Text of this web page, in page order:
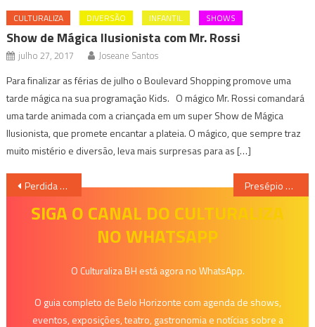
CULTURALIZA DIVERSÃO INFANTIL SHOWS
Show de Mágica Ilusionista com Mr. Rossi
julho 27, 2017 Joseane Santos
Para finalizar as férias de julho o Boulevard Shopping promove uma
tarde mágica na sua programação Kids. O mágico Mr. Rossi comandará
uma tarde animada com a criançada em um super Show de Mágica
Ilusionista, que promete encantar a plateia. O mágico, que sempre traz
muito mistério e diversão, leva mais surpresas para as […]
Navegação
Perdida – Um amor que ultrapassa as barreiras do tempo – Carina Rissi Presépio do Pipiripau é reinaugurado no Museu de História Natural e Jardim Botânico
SIGA O CANAL DO CULTURALIZA
NO WHATSAPP
O Culturaliza BH está agora no WhatsApp.
O guia completo de Belo Horizonte com agenda de shows,
eventos, exposições, teatro, gastronomia e notícias sobre a